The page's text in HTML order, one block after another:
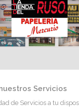
Servicios
de Servicios a tu